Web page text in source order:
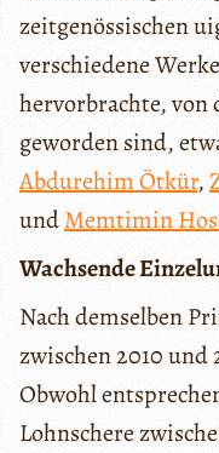
zeitgenössischen
verschiedene
hervorbrachte, von
geworden sind,
Abdurehim Ötkür,
undMemtimin
Wachsende
Nach demselben
zwischen 2010 und
Obwohl
Lohnschere